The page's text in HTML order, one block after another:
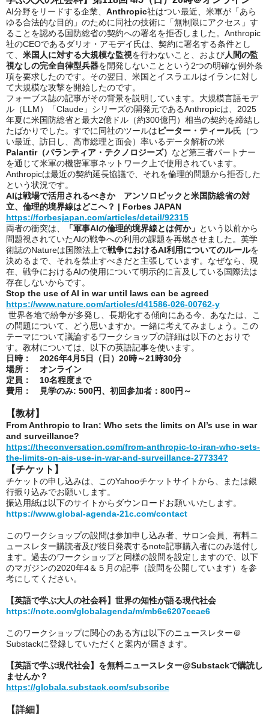
AI分野をリードする企業、 Anthropic社はつい最近、米軍が「あら
ゆる合法的な目的」のために同社の技術に「無制限にアクセス」す
ることを認める国防総省の契約への署名を拒否しました。Anthropic
社のCEOであるダリオ・アモデイ氏は、契約に署名する条件とし
て、 米国人に対する大規模な監視を行わないこと、および人間の監
視なしの完全自律型兵器を開発しないことという2つの明確な例外条
項を要求したのです。その翌日、米国とイスラエルはイランに対し
て大規模な攻撃を開始したのです。
フォーブス誌の記事がその背景を説明しています。大規模言語モデ
ル（LLM）「Claude」シリーズの開発元であるAnthropicは、2025
年夏に米国防総省と最大2億ドル（約300億円）相当の契約を締結し
たばかりでした。すでに同社のツールはピーター・ティール氏（つ
い最近、訪日し、高市総理と面会）率いるデータ解析の米
Palantir（パランティア・テクノロジーズ） など第三者パートナー
を通じて米軍の機密軍事ネットワーク上で使用されています。
Anthropicは最近の契約延長協議で、それを倫理的問題から拒否した
という状況です。
AIは戦場で活用されるべきか アンソロピックと米国防総省の対
立、倫理的境界線はどこへ？ | Forbes JAPAN
https://forbesjapan.com/articles/detail/92315
両者の衝突は、
「軍事AIの倫理的境界線とは何か」 という以前から
問題視されていたAIの戦争への利用の課題を再燃させました。英学
術誌のNatureは国際法上で戦争におけるAI利用についてのルールを
決めるまで、それを禁止すべきだと主張しています。なぜなら、現
在、戦争におけるAIの使用について明示的に言及している国際法は
存在しないからです。
Stop the use of AI in war until laws can be agreed
https://www.nature.com/articles/d41586-026-00762-y
世界各地で紛争が多発し、長期化する傾向にある今、あなたは、こ
の問題について、どう思いますか。一緒に考えてみましょう。この
テーマについて議論するワークショップの詳細は以下のとおりで
す。教材については、以下の英語記事を使います。
日時： 2026年4月5日（日）20時～21時30分
場所： オンライン
定員： 10名程度まで
費用： 見学のみ: 500円、初回参加者：800円～
【教材】
From Anthropic to Iran: Who sets the limits on AI’s use in war
and surveillance?
https://theconversation.com/from-anthropic-to-iran-who-sets-
the-limits-on-ais-use-in-war-and-surveillance-277334?
【チケット】
チケットの申し込みは、このYahooチケットサイトから、または銀
行振り込みでお願いします。
振込用紙は以下のサイトからダウンロードお願いいたします。
https://www.global-agenda-21c.com/contact
このワークショップの設問は参加申し込み者、サロン会員、有料ニ
ュースレター購読者及び後日発表するnote記事購入者にのみ送付し
ます。過去のワークショップと同様の設問を設定しますので、以下
のマガジンの2020年4＆５月の記事（設問を公開しています）を参
考にしてください。
【英語で学ぶ大人の社会科】世界の知性が語る現代社会
https://note.com/globalagenda/m/mb6e6207ceae6
このワークショップに関心のある方は以下のニュースレター＠
Substackに登録していただくと案内が届きます。
【英語で学ぶ現代社会】を無料ニュースレター@Substackで購読し
ませんか？
https://globala.substack.com/subscribe
【詳細】